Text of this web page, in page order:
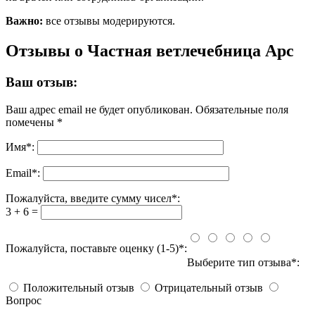
Важно: все отзывы модерируются.
Отзывы о Частная ветлечебница Арс
Ваш отзыв:
Ваш адрес email не будет опубликован. Обязательные поля
помечены *
Имя*:
Email*:
Пожалуйста, введите сумму чисел*:
3 + 6 =
Пожалуйста, поставьте оценку (1-5)*:
Выберите тип отзыва*:
Положительный отзыв
Отрицательный отзыв
Вопрос